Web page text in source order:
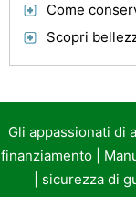
Come
Scopri
Gli appassionati di
finanziamento
sicurezza di